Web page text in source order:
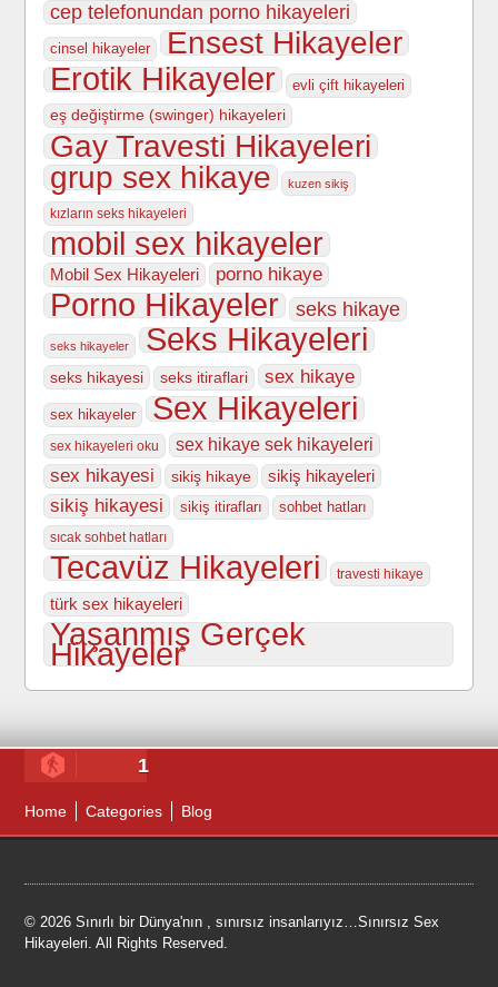
cep telefonundan porno hikayeleri
cinsel hikayeler
Ensest Hikayeler
Erotik Hikayeler
evli çift hikayeleri
eş değiştirme (swinger) hikayeleri
Gay Travesti Hikayeleri
grup sex hikaye
kuzen sikiş
kızların seks hikayeleri
mobil sex hikayeler
Mobil Sex Hikayeleri porno hikaye
Porno Hikayeler seks hikaye
seks hikayeler Seks Hikayeleri
seks hikayesi seks itiraflari sex hikaye
sex hikayeler Sex Hikayeleri
sex hikayeleri oku sex hikaye sek hikayeleri
sex hikayesi sikiş hikaye sikiş hikayeleri
sikiş hikayesi sikiş itirafları sohbet hatları
sıcak sohbet hatları
Tecavüz Hikayeleri travesti hikaye
türk sex hikayeleri
Yaşanmış Gerçek
Hikayeler
1
Home Categories Blog
© 2026 Sınırlı bir Dünya'nın , sınırsız insanlarıyız…Sınırsız Sex
Hikayeleri. All Rights Reserved.